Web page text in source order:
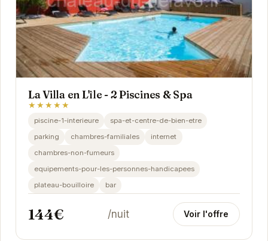
La Villa en L'île - 2 Piscines & Spa
★★★★★
piscine-1-interieure
spa-et-centre-de-bien-etre
parking
chambres-familiales
internet
chambres-non-fumeurs
equipements-pour-les-personnes-handicapees
plateau-bouilloire
bar
144€ /nuit Voir l'offre